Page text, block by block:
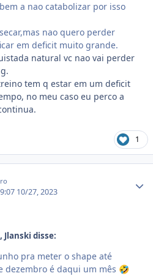
a nao catabolizar por isso
nao quero perder
em deficit muito grande.
natural vc nao vai perder
tem q estar em um deficit
no meu caso eu perco a
1
10/27, 2023
Jlanski disse:
pra meter o shape até
dezembro é daqui um mês 🤣